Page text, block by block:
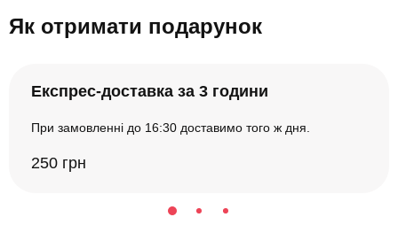
Як отримати подарунок
Експрес-доставка за 3 години
При замовленні до 16:30 доставимо того ж дня.
250 грн